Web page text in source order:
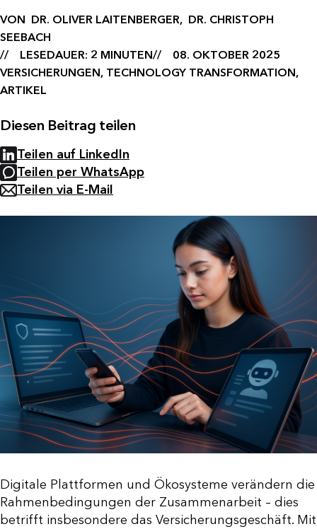
VON DR. OLIVER LAITENBERGER, DR. CHRISTOPH
SEEBACH
LESEDAUER: 2 MINUTEN
08. OKTOBER 2025
VERSICHERUNGEN, TECHNOLOGY TRANSFORMATION,
ARTIKEL
Diesen Beitrag teilen
Teilen auf LinkedIn
Teilen per WhatsApp
Teilen via E-Mail
Digitale Plattformen und Ökosysteme verändern die
Rahmenbedingungen der Zusammenarbeit – dies
betrifft insbesondere das Versicherungsgeschäft. Mit